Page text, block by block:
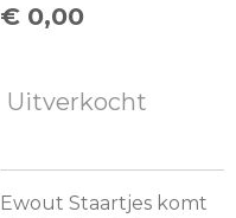
€ 0,00
Uitverkocht
Ewout Staartjes komt